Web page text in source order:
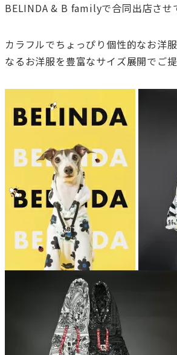
BELINDA & B familyで合同出店さ
カラフルでちょっぴり個性的なお洋
なるお洋服を豊富なサイズ展開でご